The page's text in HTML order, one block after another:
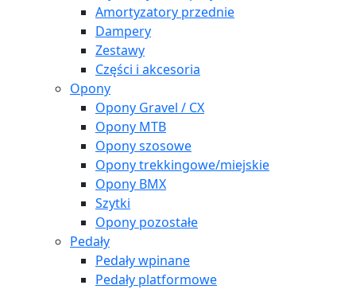
Amortyzatory przednie
Dampery
Zestawy
Części i akcesoria
Opony
Opony Gravel / CX
Opony MTB
Opony szosowe
Opony trekkingowe/miejskie
Opony BMX
Szytki
Opony pozostałe
Pedały
Pedały wpinane
Pedały platformowe